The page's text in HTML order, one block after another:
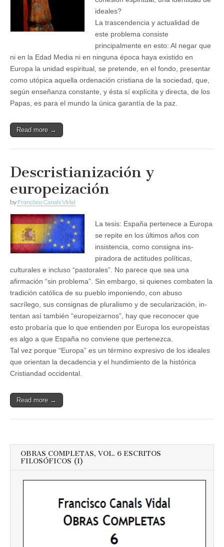
ideales?
La trascendencia y actualidad de
este problema consiste
principalmente en esto: Al negar que
ni en la Edad Media ni en ninguna época haya existido en
Europa la unidad espiritual, se pretende, en el fondo, presentar
como utópica aquella ordenación cristiana de la sociedad, que,
según enseñanza constante, y ésta sí explícita y directa, de los
Papas, es para el mundo la única garantía de la paz.
Read more →
Descristianización y
europeización
by Francisco Canals Vidal
La tesis: España pertenece a Europa
se repite en los últimos años con
insistencia, como consigna ins­
piradora de actitudes políticas,
culturales e incluso “pastorales”. No parece que sea una
afirmación “sin problema”. Sin embargo, si quienes combaten la
tradición católica de su pueblo imponiendo, con abuso
sacrílego, sus consignas de pluralismo y de secularización, in­
tentan así también “europeizarnos”, hay que reco­nocer que
esto probaría que lo que entienden por Europa los europeístas
es algo a que España no con­viene que pertenezca.
Tal vez porque “Europa” es un término expresivo de los ideales
que orientan la decadencia y el hundi­miento de la histórica
Cristiandad occidental.
Read more →
OBRAS COMPLETAS, VOL. 6 ESCRITOS
FILOSÓFICOS (I)